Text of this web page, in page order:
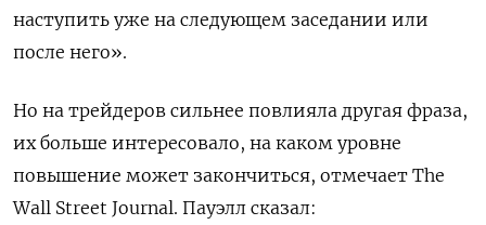
наступить уже на следующем заседании или
после него».
Но на трейдеров сильнее повлияла другая фраза,
их больше интересовало, на каком уровне
повышение может закончиться, отмечает The
Wall Street Journal. Пауэлл сказал: